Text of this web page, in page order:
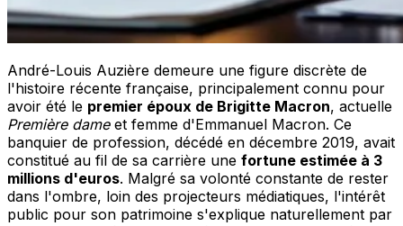
André-Louis Auzière demeure une figure discrète de
l'histoire récente française, principalement connu pour
avoir été le premier époux de Brigitte Macron, actuelle
Première dameet femme d'Emmanuel Macron. Ce
banquier de profession, décédé en décembre 2019, avait
constitué au fil de sa carrière une fortune estimée à 3
millions d'euros. Malgré sa volonté constante de rester
dans l'ombre, loin des projecteurs médiatiques, l'intérêt
public pour son patrimoine s'explique naturellement par